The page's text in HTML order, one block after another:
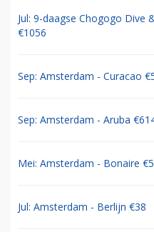
Jul: 9-daagse Chogogo Dive
€1056
Sep: Amsterdam - Curacao
Sep: Amsterdam - Aruba
Mei: Amsterdam - Bonaire
Jul: Amsterdam - Berlijn €38